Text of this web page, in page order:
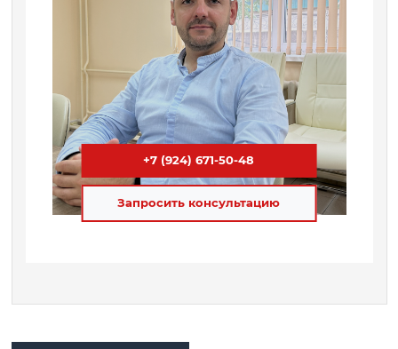
+7 (924) 671-50-48
Запросить консультацию